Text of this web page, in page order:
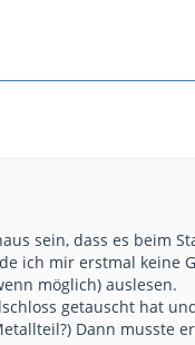
sein, dass es beim
ich mir erstmal keine
möglich) auslesen.
getauscht hat
Dann musste